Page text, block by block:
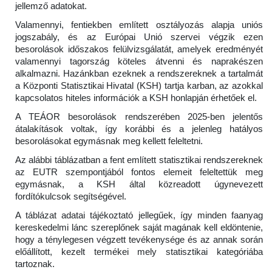
jellemző adatokat.
Valamennyi, fentiekben említett osztályozás alapja uniós
jogszabály, és az Európai Unió szervei végzik ezen
besorolások időszakos felülvizsgálatát, amelyek eredményét
valamennyi tagország köteles átvenni és naprakészen
alkalmazni. Hazánkban ezeknek a rendszereknek a tartalmát
a Központi Statisztikai Hivatal (KSH) tartja karban, az azokkal
kapcsolatos hiteles információk a KSH honlapján érhetőek el.
A TEÁOR besorolások rendszerében 2025-ben jelentős
átalakítások voltak, így korábbi és a jelenleg hatályos
besorolásokat egymásnak meg kellett feleltetni.
Az alábbi táblázatban a fent említett statisztikai rendszereknek
az EUTR szempontjából fontos elemeit feleltettük meg
egymásnak, a KSH által közreadott úgynevezett
fordítókulcsok segítségével.
A táblázat adatai tájékoztató jellegűek, így minden faanyag
kereskedelmi lánc szereplőnek saját magának kell eldöntenie,
hogy a ténylegesen végzett tevékenysége és az annak során
előállított, kezelt termékei mely statisztikai kategóriába
tartoznak.